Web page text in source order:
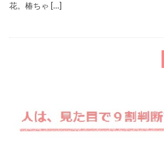
花。椿ちゃ […]